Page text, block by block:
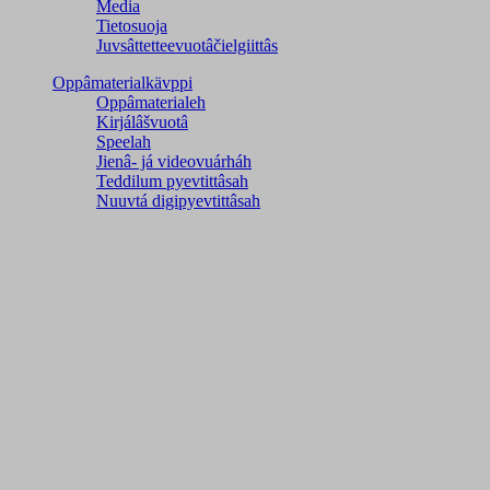
Media
Tietosuoja
Juvsâttetteevuotâčielgiittâs
Oppâmaterialkävppi
Oppâmaterialeh
Kirjálâšvuotâ
Speelah
Jienâ- já videovuárháh
Teddilum pyevtittâsah
Nuuvtá digipyevtittâsah